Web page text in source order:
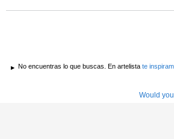
No encuentras lo que buscas. En artelista te
Would